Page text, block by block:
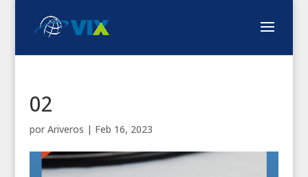
02
por Ariveros | Feb 16, 2023